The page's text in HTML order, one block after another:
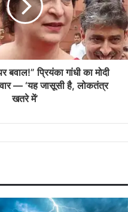
बवाल!” प्रियंका गांधी का मोदी
— ‘यह जासूसी है, लोकतंत्र
खतरे में’